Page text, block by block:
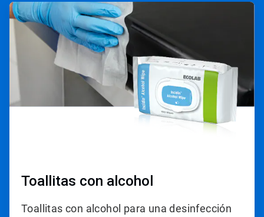
ArticleTile
3
Toallitas con alcohol
Toallitas con alcohol para una desinfección